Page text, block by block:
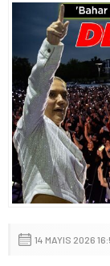
14 MAYIS 2026